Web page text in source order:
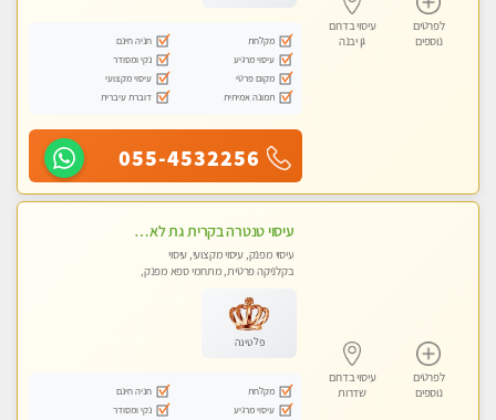
לפרטים
נוספים
עיסוי בדרום
גן יבנה
מקלחת
חניה חינם
עיסוי מרגיע
נקי ומסודר
מקום פרטי
עיסוי מקצועי
תמונה אמיתית
דוברת עיברית
055-4532256
לפרטים
נוספים
עיסוי בדרום
שדרות
עיסוי טנטרה בקרית גת לא מה שחשבת הרבה יותר ממה שדמיינת פרטי!!! Highly recommended
עיסוי מפנק, עיסוי מקצועי, עיסוי
בקלניקה פרטית, מתחמי ספא מפנק,
פלטינה
מקלחת
חניה חינם
עיסוי מרגיע
נקי ומסודר